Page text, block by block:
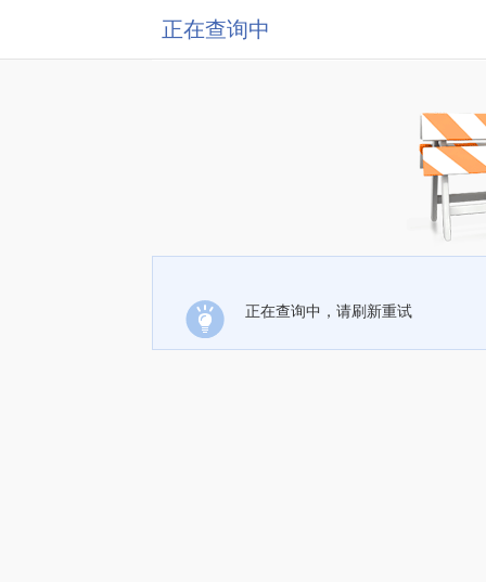
正在查询中
正在查询中，请刷新重试